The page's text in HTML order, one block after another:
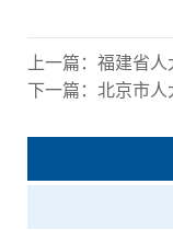
上一篇： 福建省人大常委会副
下一篇： 北京市人